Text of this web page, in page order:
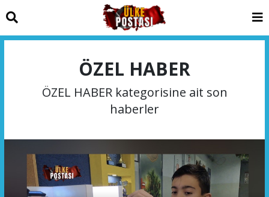
ÖZEL HABER
ÖZEL HABER kategorisine ait son
haberler